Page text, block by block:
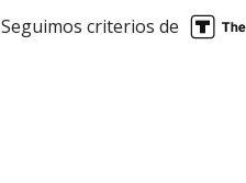
Seguimos criterios de